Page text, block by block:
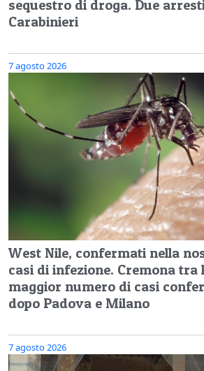
sequestro di droga. Due
Carabinieri
7 agosto 2026
West Nile, confermati nella
casi di infezione. Cremona tra
maggior numero di casi
dopo Padova e Milano
7 agosto 2026